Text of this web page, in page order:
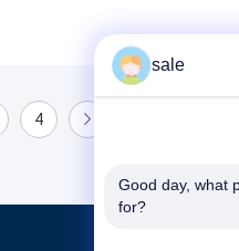
4
sale
Good day, what
for?